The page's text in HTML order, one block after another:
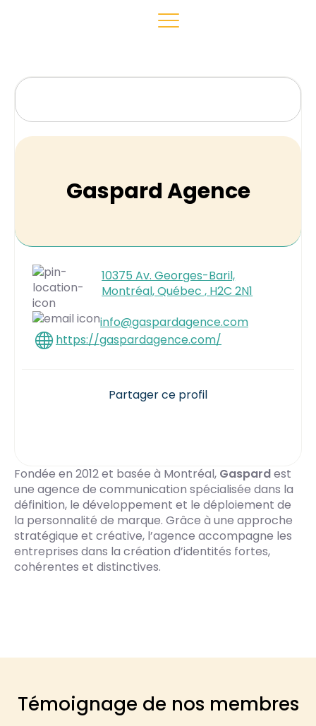
Gaspard Agence
10375 Av. Georges-Baril,
Montréal, Québec , H2C 2N1
info@gaspardagence.com
https://gaspardagence.com/
Partager ce profil
Fondée en 2012 et basée à Montréal, Gaspardest
une agence de communication spécialisée dans la
définition, le développement et le déploiement de
la personnalité de marque. Grâce à une approche
stratégique et créative, l’agence accompagne les
entreprises dans la création d’identités fortes,
cohérentes et distinctives.
Témoignage de nos membres